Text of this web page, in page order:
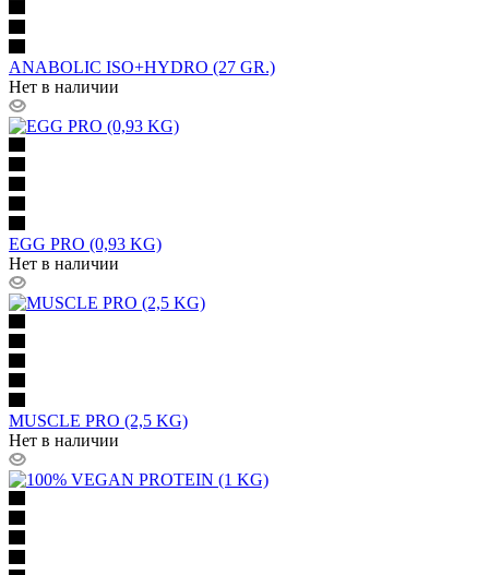
ANABOLIC ISO+HYDRO (27 GR.)
Нет в наличии
EGG PRO (0,93 KG)
Нет в наличии
MUSCLE PRO (2,5 KG)
Нет в наличии